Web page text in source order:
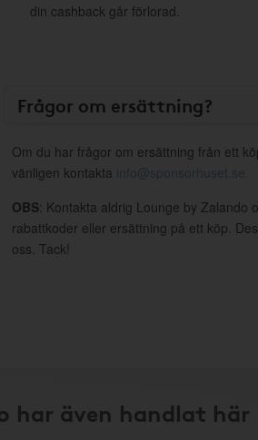
din cashback går förlorad.
Frågor om ersättning?
Om du har frågor om ersättning från ett
vänligen kontakta info@sponsorhuset.se
OBS: Kontakta aldrig Lounge by Zalando
rabattkoder eller ersättning på ett köp.
oss. Tack!
har även handlat här